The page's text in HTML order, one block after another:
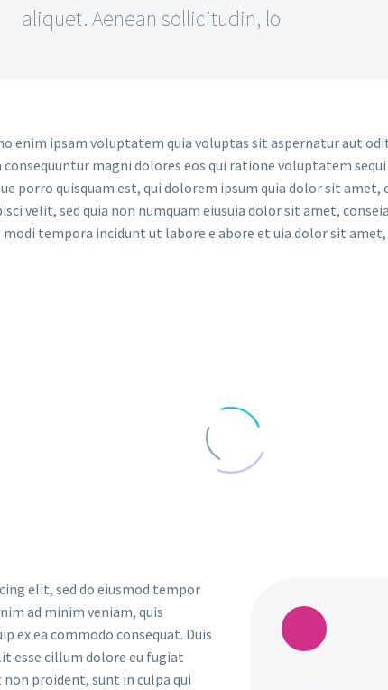
aliquet. Aenean sollicitudin, lo
enim ipsam voluptatem quia voluptas sit aspernatur aut
consequuntur magni dolores eos qui ratione voluptatem
porro quisquam est, qui dolorem ipsum quia dolor sit amet,
velit, sed quia non numquam eiusuia dolor sit amet,
modi tempora incidunt ut labore e abore et uia dolor sit
elit, sed do eiusmod tempor
ad minim veniam, quis
ex ea commodo consequat. Duis
esse cillum dolore eu fugiat
proident, sunt in culpa qui